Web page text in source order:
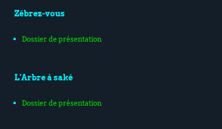
Zébrez-vous
Dossier de présentation
L'Arbre à saké
Dossier de présentation